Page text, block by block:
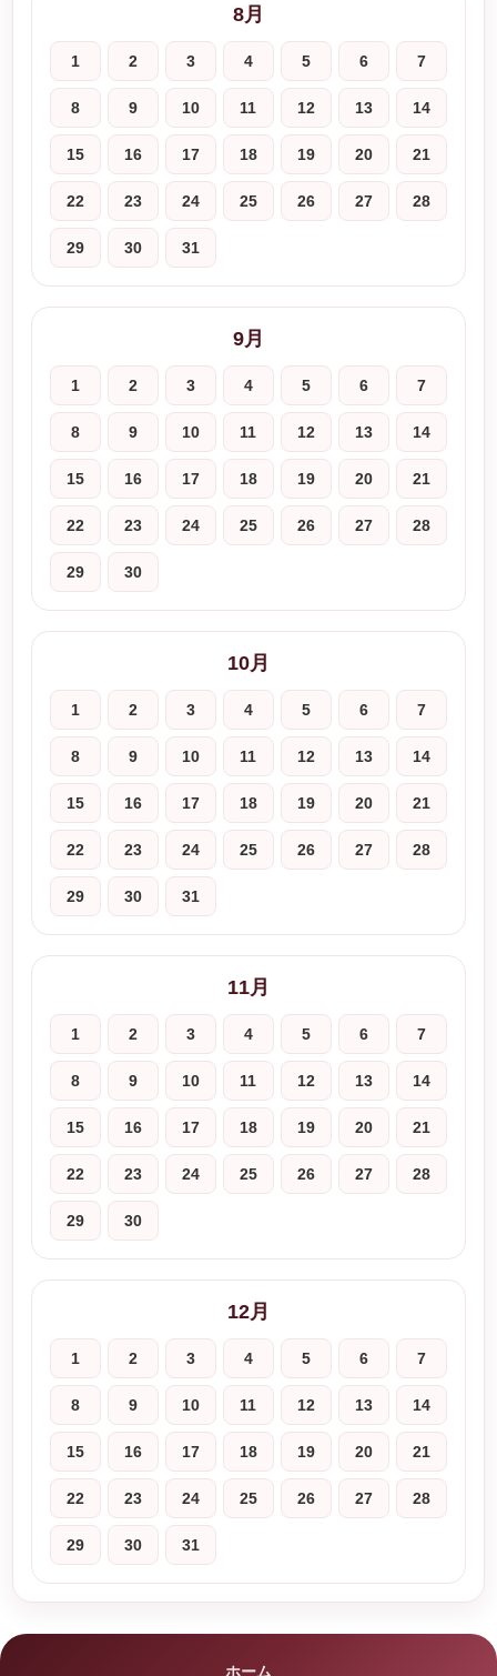
8月
1 2 3 4 5 6 7
8 9 10 11 12 13 14
15 16 17 18 19 20 21
22 23 24 25 26 27 28
29 30 31
9月
1 2 3 4 5 6 7
8 9 10 11 12 13 14
15 16 17 18 19 20 21
22 23 24 25 26 27 28
29 30
10月
1 2 3 4 5 6 7
8 9 10 11 12 13 14
15 16 17 18 19 20 21
22 23 24 25 26 27 28
29 30 31
11月
1 2 3 4 5 6 7
8 9 10 11 12 13 14
15 16 17 18 19 20 21
22 23 24 25 26 27 28
29 30
12月
1 2 3 4 5 6 7
8 9 10 11 12 13 14
15 16 17 18 19 20 21
22 23 24 25 26 27 28
29 30 31
ホーム